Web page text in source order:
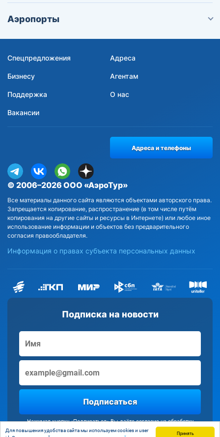
Принять
Для повышения удобства сайта мы используем cookies и user
Аэропорты
Спецпредложения Адреса
Бизнесу Агентам
Поддержка О нас
Вакансии
Подписка на новости
Подписаться
Нажимая кнопку «Подписаться» Вы даёте согласие на обработку
персональных данных
© 2006–2026 ООО «АэроТур»
Все материалы данного сайта являются объектами авторского права.
Запрещается копирование, распространение (в том числе путём
копирования на другие сайты и ресурсы в Интернете) или любое иное
использование информации и объектов без предварительного
согласия правообладателя.
Информация о правах субъекта персональных данных
Адреса и телефоны